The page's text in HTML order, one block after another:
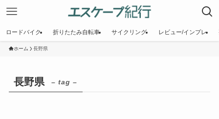
ロードバイク 折りたたみ自転車 サイクリング レビュー/インプレ
ホーム 長野県
長野県 – tag –